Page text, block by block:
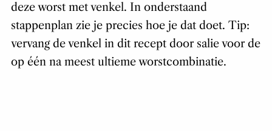
deze worst met venkel. In onderstaand
stappenplan zie je precies hoe je dat doet. Tip:
vervang de venkel in dit recept door salie voor de
op één na meest ultieme worstcombinatie.